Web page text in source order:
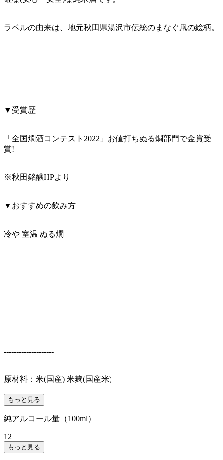
ラベルの由来は、地元秋田県湯沢市伝統のまなぐ凧の絵柄。
▼受賞歴
「全国燗酒コンテスト2022」お値打ちぬる燗部門で金賞受
賞!
※秋田銘醸HPより
▼おすすめの飲み方
冷や 室温 ぬる燗
--------------------
原材料：米(国産) 米麹(国産米)
もっと見る
純アルコール量（100ml）
12
もっと見る